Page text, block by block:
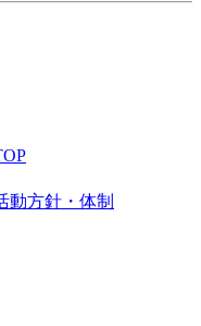
動方針・体制